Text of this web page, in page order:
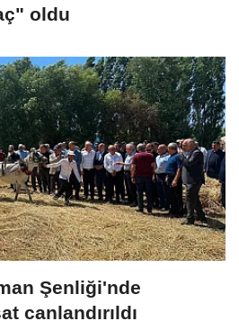
oldu
Şenliği'nde
canlandırıldı